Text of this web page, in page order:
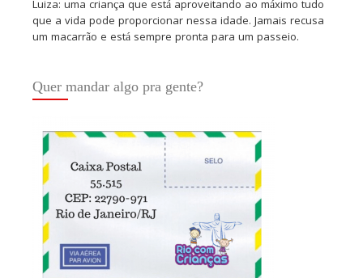
Luiza: uma criança que está aproveitando ao máximo tudo
que a vida pode proporcionar nessa idade. Jamais recusa
um macarrão e está sempre pronta para um passeio.
Quer mandar algo pra gente?